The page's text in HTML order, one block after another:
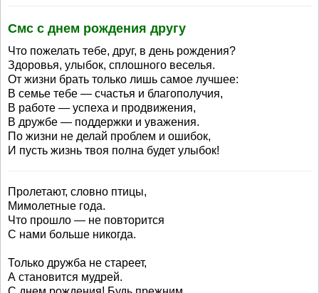
Смс с днем рождения другу
Что пожелать тебе, друг, в день рождения?
Здоровья, улыбок, сплошного веселья.
От жизни брать только лишь самое лучшее:
В семье тебе — счастья и благополучия,
В работе — успеха и продвижения,
В дружбе — поддержки и уважения.
По жизни не делай проблем и ошибок,
И пусть жизнь твоя полна будет улыбок!
Пролетают, словно птицы,
Мимолетные года.
Что прошло — не повторится
С нами больше никогда.
Только дружба не стареет,
А становится мудрей.